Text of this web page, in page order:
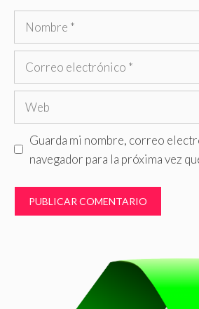
Nombre
Correo
Web
Guarda mi nombre, correo
navegador para la próxima vez